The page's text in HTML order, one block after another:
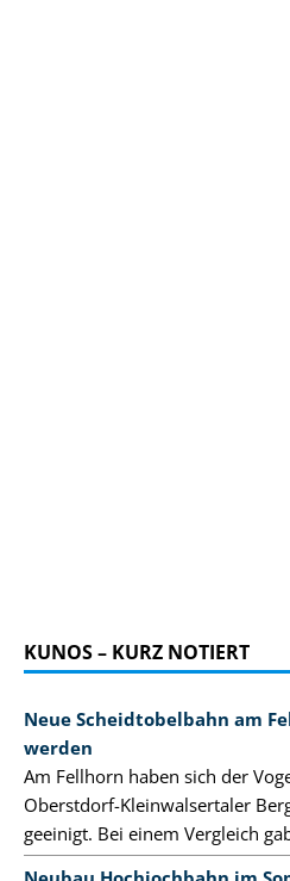
KUNOS – KURZ NOTIERT
Neue Scheidtobelbahn am
werden
Am Fellhorn haben sich der
Oberstdorf-Kleinwalsertaler
geeinigt. Bei einem Vergleich